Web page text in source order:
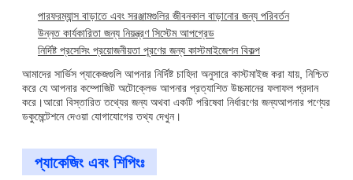
পারফরম্যান্স বাড়াতে এবং সরঞ্জামগুলির জীবনকাল বাড়ানোর জন্য পরিবর্তন
উন্নত কার্যকারিতা জন্য নিয়ন্ত্রণ সিস্টেম আপগ্রেড
নির্দিষ্ট প্রসেসিং প্রয়োজনীয়তা পূরণের জন্য কাস্টমাইজেশন বিকল্প
আমাদের সার্ভিস প্যাকেজগুলি আপনার নির্দিষ্ট চাহিদা অনুসারে কাস্টমাইজ করা যায়, নিশ্চিত
করে যে আপনার কম্পোজিট অটোক্লেভ আপনার প্রত্যাশিত উচ্চমানের ফলাফল প্রদান
করে।আরো বিস্তারিত তথ্যের জন্য অথবা একটি পরিষেবা নির্ধারণের জন্যআপনার পণ্যের
ডকুমেন্টেশনে দেওয়া যোগাযোগের তথ্য দেখুন।
প্যাকেজিং এবং শিপিংঃ